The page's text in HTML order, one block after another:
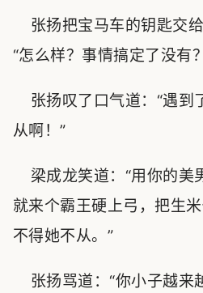
张扬把宝马车的钥匙交给
“怎么样？事情搞定了没有
张扬叹了口气道：“遇到
从啊！”
梁成龙笑道：“用你的美
就来个霸王硬上弓，把生
不得她不从。”
张扬骂道：“你小子越来